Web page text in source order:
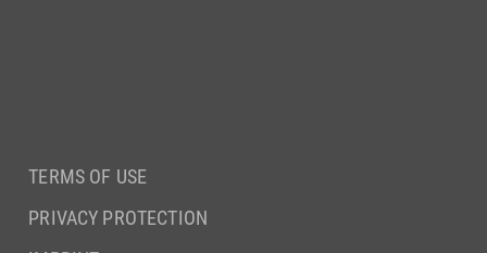
TERMS OF USE
PRIVACY PROTECTION